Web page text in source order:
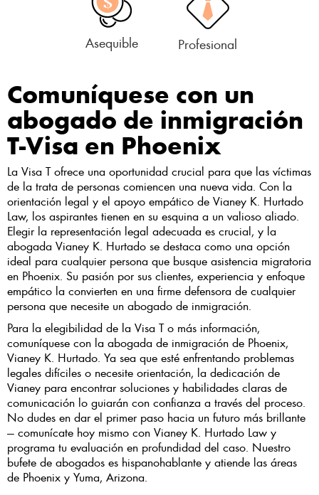
Asequible Profesional
Comuníquese con un
abogado de inmigración
T-Visa en Phoenix
La Visa T ofrece una oportunidad crucial para que las víctimas
de la trata de personas comiencen una nueva vida. Con la
orientación legal y el apoyo empático de Vianey K. Hurtado
Law, los aspirantes tienen en su esquina a un valioso aliado.
Elegir la representación legal adecuada es crucial, y la
abogada Vianey K. Hurtado se destaca como una opción
ideal para cualquier persona que busque asistencia migratoria
en Phoenix. Su pasión por sus clientes, experiencia y enfoque
empático la convierten en una firme defensora de cualquier
persona que necesite un abogado de inmigración.
Para la elegibilidad de la Visa T o más información,
comuníquese con la abogada de inmigración de Phoenix,
Vianey K. Hurtado. Ya sea que esté enfrentando problemas
legales difíciles o necesite orientación, la dedicación de
Vianey para encontrar soluciones y habilidades claras de
comunicación lo guiarán con confianza a través del proceso.
No dudes en dar el primer paso hacia un futuro más brillante
— comunícate hoy mismo con Vianey K. Hurtado Law y
programa tu evaluación en profundidad del caso. Nuestro
bufete de abogados es hispanohablante y atiende las áreas
de Phoenix y Yuma, Arizona.